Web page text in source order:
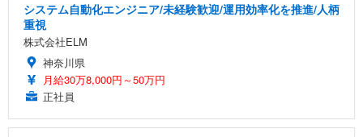
システム自動化エンジニア/未経験歓迎/運用効率化を推進/人柄
重視
株式会社ELM
神奈川県
月給30万8,000円～50万円
正社員